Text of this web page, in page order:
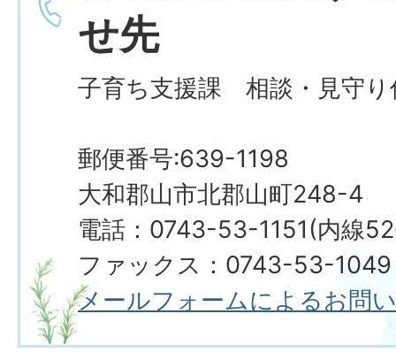
せ先
子育ち支援課 相談・見守り
郵便番号:639-1198
大和郡山市北郡山町248-4
電話：0743-53-1151(内線
ファックス：0743-53-1049
メールフォームによるお問